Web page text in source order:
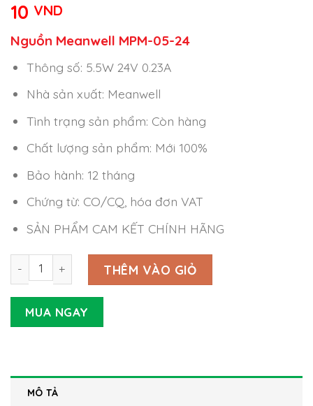
10 VND
Nguồn Meanwell MPM-05-24
Thông số: 5.5W 24V 0.23A
Nhà sản xuất: Meanwell
Tình trạng sản phẩm: Còn hàng
Chất lượng sản phẩm: Mới 100%
Bảo hành: 12 tháng
Chứng từ: CO/CQ, hóa đơn VAT
SẢN PHẨM CAM KẾT CHÍNH HÃNG
Nguồn Meanwell MPM-05-24 (5.5W 24V 0.23A) số lượng
THÊM VÀO GIỎ
MUA NGAY
MÔ TẢ